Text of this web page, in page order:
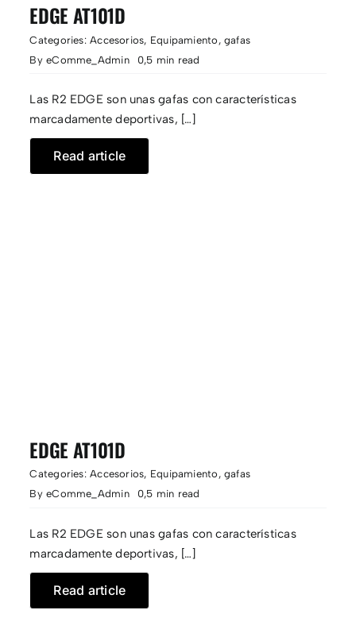
EDGE AT101D
Categories:Accesorios, Equipamiento , gafas
ByeComme_Admin 0,5 min read
Las R2 EDGE son unas gafas con características
marcadamente deportivas, […]
Read article
EDGE AT101D
Categories:Accesorios, Equipamiento , gafas
ByeComme_Admin 0,5 min read
Las R2 EDGE son unas gafas con características
marcadamente deportivas, […]
Read article